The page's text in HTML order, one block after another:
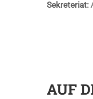
Sekreteriat:
AUF